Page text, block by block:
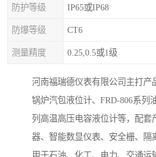
防护等级 IP65或IP68
防爆等级 CT6
测量精度 0.25,0.5或1级
河南福瑞德仪表有限公司主打产
锅炉汽包液位计、FRD-806系列
列高温高压电容液位计等，配套
器、智能数显仪表、安全栅、隔